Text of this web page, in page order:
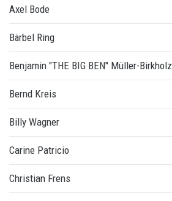
Axel Bode
Bärbel Ring
Benjamin "THE BIG BEN" Müller-Birkholz
Bernd Kreis
Billy Wagner
Carine Patricio
Christian Frens